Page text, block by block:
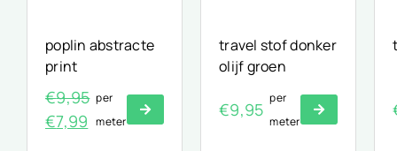
poplin abstracte
print
€9,95
Oorspronkelijke
€7,99 Huidige
per
meter
travel stof donker
olijf groen
€9,95
per
meter